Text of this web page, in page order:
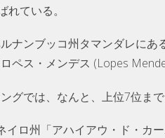
ている。
ナンブッコ州タマンダレに
ペス・メンデス (Lopes
グでは、なんと、上位7位ま
イロ州「アハイアウ・ド・カ